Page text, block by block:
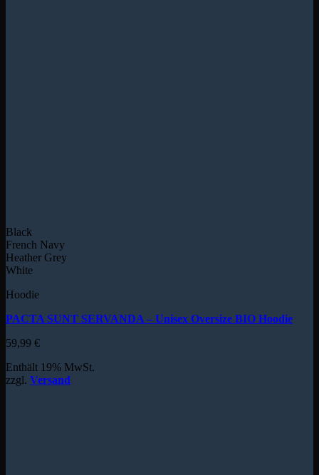
Black
French Navy
Heather Grey
White
Hoodie
PACTA SUNT SERVANDA – Unisex Oversize BIO Hoodie
59,99 €
Enthält 19% MwSt.
zzgl. Versand